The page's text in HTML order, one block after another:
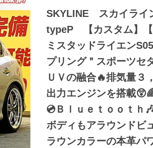
SKYLINE スカイライ
typeP 【カスタム】【
ミスタッドライエン
プリング＂スポーツセ
ＵＶの融合🔥排気量３
出力エンジンを搭載
💿Ｂｌｕｅｔｏｏｔｈ
ボディもアラウンドビ
ラウンカラーの本革パ